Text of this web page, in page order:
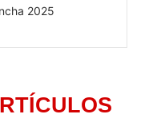
2025